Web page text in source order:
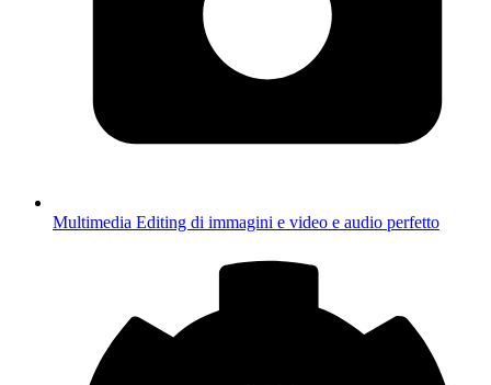
Multimedia Editing di immagini e video e audio perfetto